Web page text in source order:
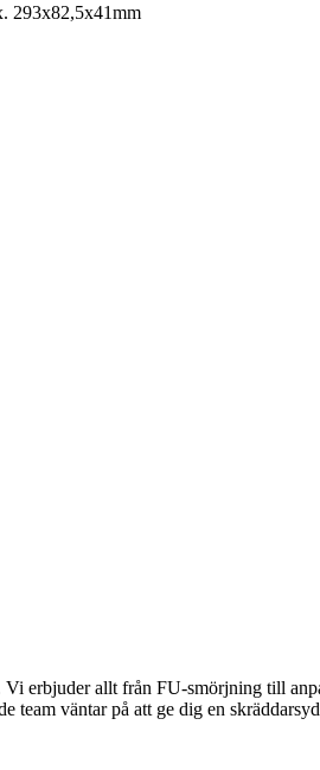
293x82,5x41mm
erbjuder allt från FU-smörjning till
team väntar på att ge dig en